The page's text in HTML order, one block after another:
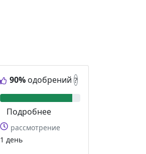
90%одобрений ?
Подробнее
рассмотрение
1 день